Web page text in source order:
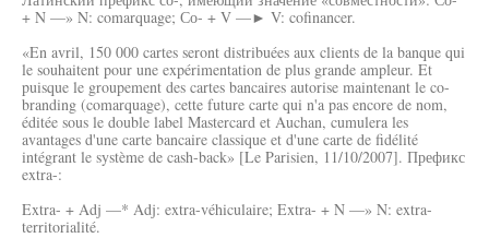
+ N —» N: comarquage; Со- + V —► V: cofinancer.
«En avril, 150 000 cartes seront distribuées aux clients de la banque qui
le souhaitent pour une expérimentation de plus grande ampleur. Et
puisque le groupement des cartes bancaires autorise maintenant le co-
branding (comarquage), cette future carte qui n'a pas encore de nom,
éditée sous le double label Mastercard et Auchan, cumulera les
avantages d'une carte bancaire classique et d'une carte de fidélité
intégrant le système de cash-back» [Le Parisien, 11/10/2007]. Префикс
extra-:
Extra- + Adj —* Adj: extra-véhiculaire; Extra- + N —» N: extra-
territorialité.